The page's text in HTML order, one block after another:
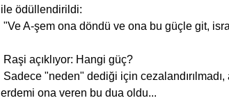
ile ödüllendirildi:
"Ve A-şem ona döndü ve ona bu güçle git,
Raşi açıklıyor: Hangi güç?
erdemi ona veren bu dua oldu...